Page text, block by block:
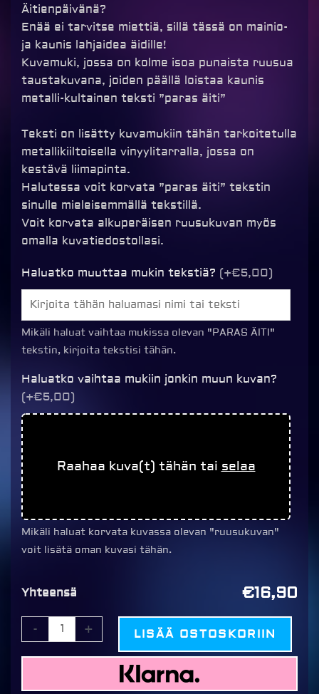
Äitienpäivänä?
Enää ei tarvitse miettiä, sillä tässä on mainio-
ja kaunis lahjaidea äidille!
Kuvamuki, jossa on kolme isoa punaista ruusua
taustakuvana, joiden päällä loistaa kaunis
metalli-kultainen teksti ”paras äiti”
Teksti on lisätty kuvamukiin tähän tarkoitetulla
metallikiiltoisella vinyylitarralla, jossa on
kestävä liimapinta.
Halutessa voit korvata ”paras äiti” tekstin
sinulle mieleisemmällä tekstillä.
Voit korvata alkuperäisen ruusukuvan myös
omalla kuvatiedostollasi.
Haluatko muuttaa mukin tekstiä? (+€5,00)
Mikäli haluat vaihtaa mukissa olevan "PARAS ÄITI"
tekstin, kirjoita tekstisi tähän.
Haluatko vaihtaa mukiin jonkin muun kuvan?
(+€5,00)
Raahaa kuva(t) tähän tai selaa
Mikäli haluat korvata kuvassa olevan "ruusukuvan"
voit lisätä oman kuvasi tähän.
Yhteensä €16,90
-
Kuvamuki
Paras
Äiti,
kolme
ruusua
+ LISÄÄ OSTOSKORIIN